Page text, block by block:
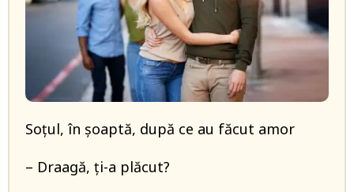
Soțul, în șoaptă, după ce au făcut amor
– Draagă, ți-a plăcut?